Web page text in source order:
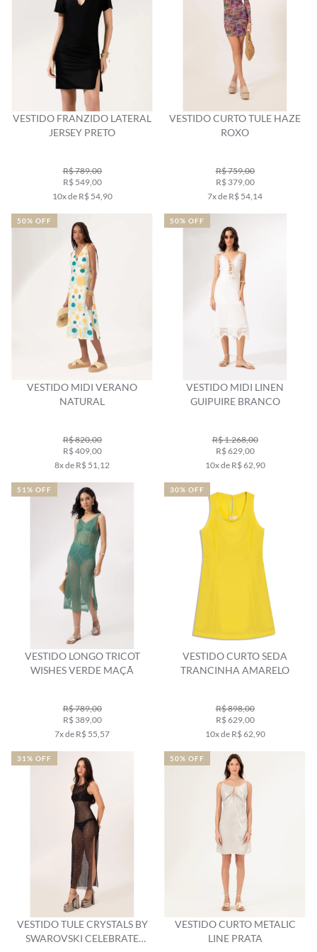
VESTIDO FRANZIDO LATERAL
JERSEY PRETO
R$ 789,00
R$ 549,00
10x de R$ 54,90
VESTIDO CURTO TULE HAZE
ROXO
R$ 759,00
R$ 379,00
7x de R$ 54,14
VESTIDO MIDI VERANO
NATURAL
R$ 820,00
R$ 409,00
8x de R$ 51,12
50% OFF
VESTIDO MIDI LINEN
GUIPUIRE BRANCO
R$ 1.268,00
R$ 629,00
10x de R$ 62,90
50% OFF
VESTIDO LONGO TRICOT
WISHES VERDE MAÇÃ
R$ 789,00
R$ 389,00
7x de R$ 55,57
51% OFF
VESTIDO CURTO SEDA
TRANCINHA AMARELO
R$ 898,00
R$ 629,00
10x de R$ 62,90
30% OFF
VESTIDO TULE CRYSTALS BY
SWAROVSKI CELEBRATE
31% OFF
VESTIDO CURTO METALIC
LINE PRATA
50% OFF